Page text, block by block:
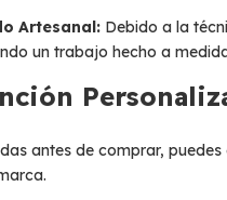
Artesanal: Debido a la
un trabajo hecho a
antes de comprar,